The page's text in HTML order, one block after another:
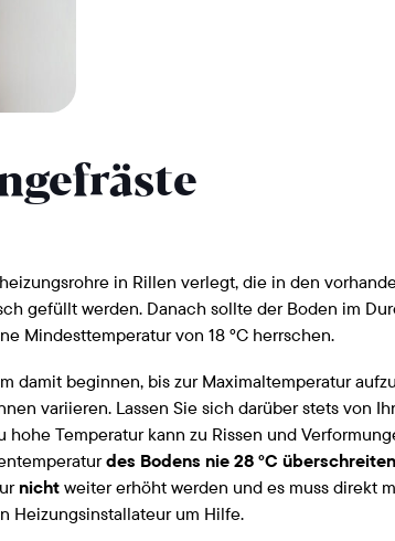
in Rillen verlegt, die in den
gefüllt werden. Danach sollte der Boden im
Mindesttemperatur von 18 °C herrschen.
damit beginnen, bis zur Maximaltemperatur
variieren. Lassen Sie sich darüber stets von
Temperatur kann zu Rissen und
des Bodens nie 28 °C überschreiten
nicht weiter erhöht werden und es muss direkt
Heizungsinstallateur um Hilfe.